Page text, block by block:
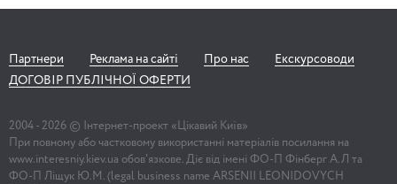
Партнери Реклама на сайті Про нас
Екскурсоводи
ДОГОВІР ПУБЛІЧНОЇ ОФЕРТИ
2004 - 2026 © Інтернет-проект «Цікавий Київ»
При повному або частковому використанні матеріалів посилання на
www.interesniy.kiev.ua обов'язкове. Діє від імені ФО-П Фінберг А.Л та
ФО-П Ліщук Ю.М. (legal business name ARSENII LEONIDOVYCH